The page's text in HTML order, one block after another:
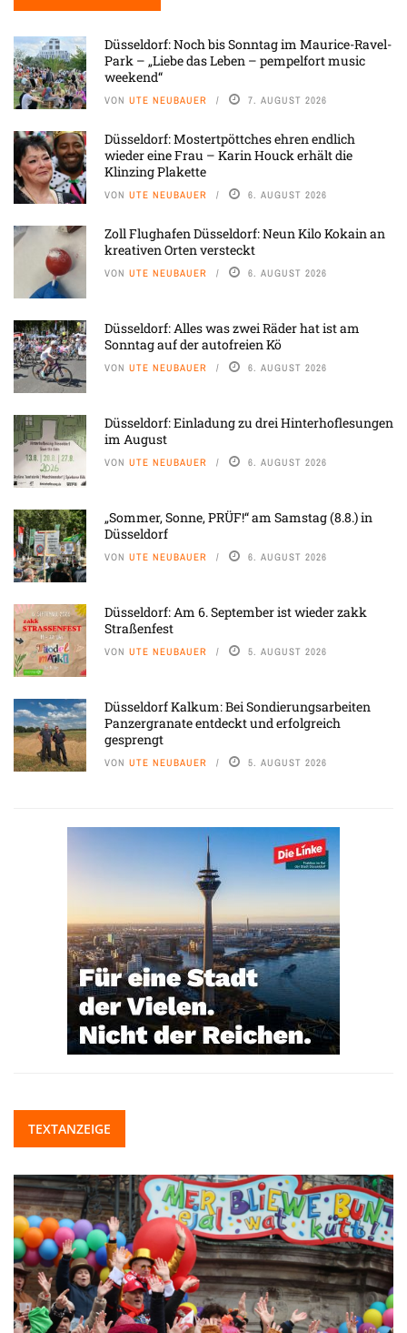
Düsseldorf: Noch bis Sonntag im Maurice-Ravel-
Park – „Liebe das Leben – pempelfort music
weekend“
VON UTE NEUBAUER 7. AUGUST 2026
Düsseldorf: Mostertpöttches ehren endlich
wieder eine Frau – Karin Houck erhält die
Klinzing Plakette
VON UTE NEUBAUER 6. AUGUST 2026
Zoll Flughafen Düsseldorf: Neun Kilo Kokain an
kreativen Orten versteckt
VON UTE NEUBAUER 6. AUGUST 2026
Düsseldorf: Alles was zwei Räder hat ist am
Sonntag auf der autofreien Kö
VON UTE NEUBAUER 6. AUGUST 2026
Düsseldorf: Einladung zu drei Hinterhoflesungen
im August
VON UTE NEUBAUER 6. AUGUST 2026
„Sommer, Sonne, PRÜF!“ am Samstag (8.8.) in
Düsseldorf
VON UTE NEUBAUER 6. AUGUST 2026
Düsseldorf: Am 6. September ist wieder zakk
Straßenfest
VON UTE NEUBAUER 5. AUGUST 2026
Düsseldorf Kalkum: Bei Sondierungsarbeiten
Panzergranate entdeckt und erfolgreich
gesprengt
VON UTE NEUBAUER 5. AUGUST 2026
TEXTANZEIGE